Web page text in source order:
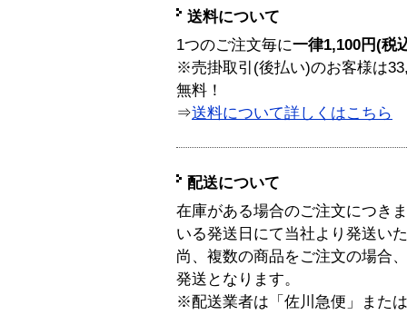
送料について
1つのご注文毎に一律1,100円(税
※売掛取引(後払い)のお客様は
無料！
⇒送料について詳しくはこちら
配送について
在庫がある場合のご注文につき
いる発送日にて当社より発送い
尚、複数の商品をご注文の場合
発送となります。
※配送業者は「佐川急便」また